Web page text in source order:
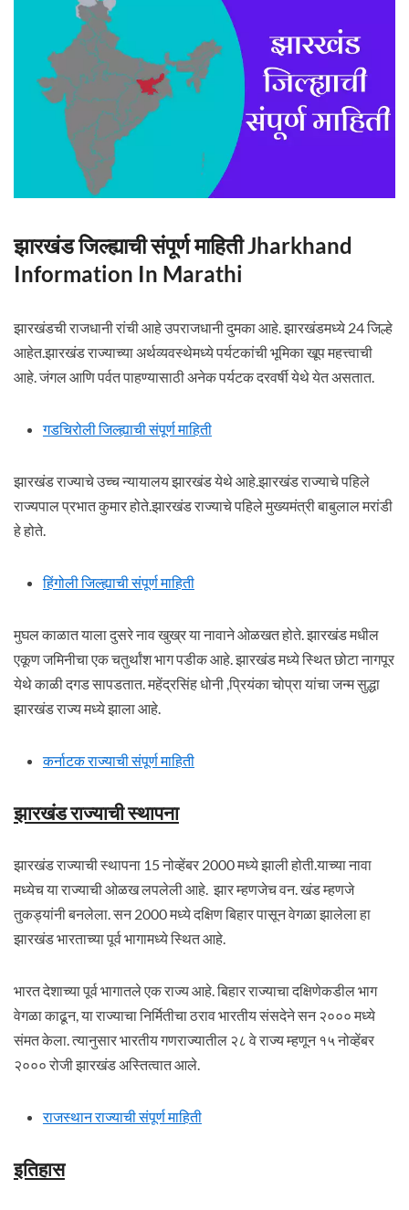
झारखंड जिल्ह्याची संपूर्ण माहिती Jharkhand
Information In Marathi
झारखंडची राजधानी रांची आहे उपराजधानी दुमका आहे. झारखंडमध्ये 24 जिल्हे
आहेत.झारखंड राज्याच्या अर्थव्यवस्थेमध्ये पर्यटकांची भूमिका खूप महत्त्वाची
आहे. जंगल आणि पर्वत पाहण्यासाठी अनेक पर्यटक दरवर्षी येथे येत असतात.
गडचिरोली जिल्ह्याची संपूर्ण माहिती
झारखंड राज्याचे उच्च न्यायालय झारखंड येथे आहे.झारखंड राज्याचे पहिले
राज्यपाल प्रभात कुमार होते.झारखंड राज्याचे पहिले मुख्यमंत्री बाबुलाल मरांडी
हे होते.
हिंगोली जिल्ह्याची संपूर्ण माहिती
मुघल काळात याला दुसरे नाव खुख्र या नावाने ओळखत होते. झारखंड मधील
एकूण जमिनीचा एक चतुर्थांश भाग पडीक आहे. झारखंड मध्ये स्थित छोटा नागपूर
येथे काळी दगड सापडतात. महेंद्रसिंह धोनी ,प्रियंका चोप्रा यांचा जन्म सुद्धा
झारखंड राज्य मध्ये झाला आहे.
कर्नाटक राज्याची संपूर्ण माहिती
झारखंड राज्याची स्थापना
झारखंड राज्याची स्थापना 15 नोव्हेंबर 2000 मध्ये झाली होती.याच्या नावा
मध्येच या राज्याची ओळख लपलेली आहे. झार म्हणजेच वन. खंड म्हणजे
तुकड्यांनी बनलेला. सन 2000 मध्ये दक्षिण बिहार पासून वेगळा झालेला हा
झारखंड भारताच्या पूर्व भागामध्ये स्थित आहे.
भारत देशाच्या पूर्व भागातले एक राज्य आहे. बिहार राज्याचा दक्षिणेकडील भाग
वेगळा काढून, या राज्याचा निर्मितीचा ठराव भारतीय संसदेने सन २००० मध्ये
संमत केला. त्यानुसार भारतीय गणराज्यातील २८ वे राज्य म्हणून १५ नोव्हेंबर
२००० रोजी झारखंड अस्तित्वात आले.
राजस्थान राज्याची संपूर्ण माहिती
इतिहास